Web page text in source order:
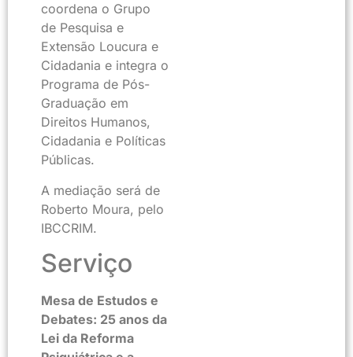
coordena o Grupo
de Pesquisa e
Extensão Loucura e
Cidadania e integra o
Programa de Pós-
Graduação em
Direitos Humanos,
Cidadania e Políticas
Públicas.
A mediação será de
Roberto Moura, pelo
IBCCRIM.
Serviço
Mesa de Estudos e
Debates: 25 anos da
Lei da Reforma